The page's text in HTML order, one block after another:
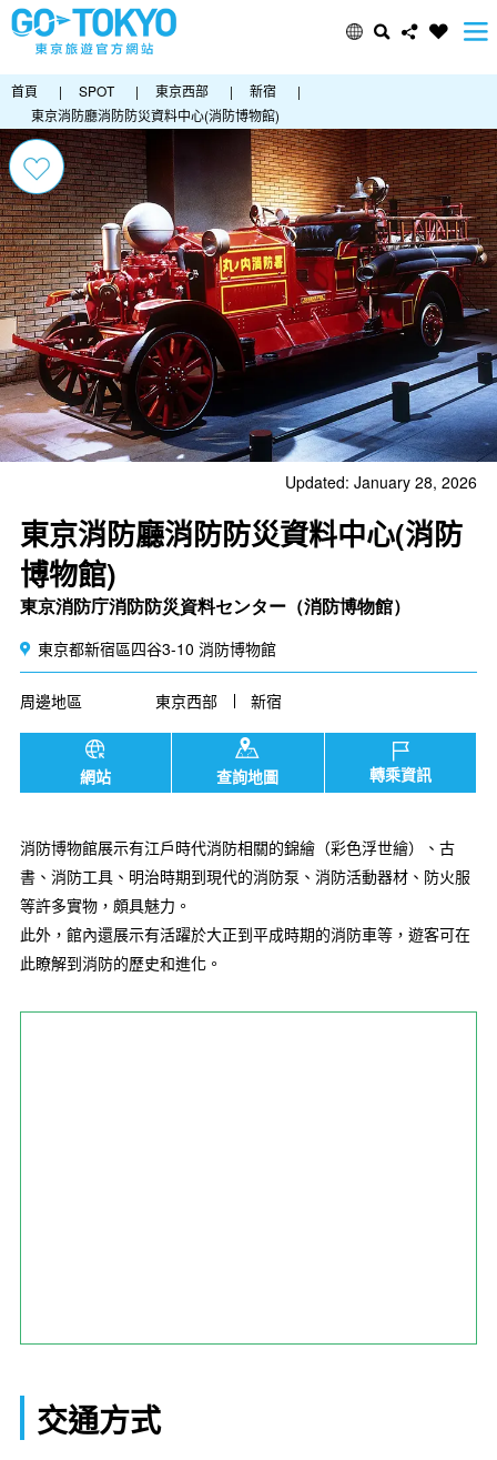
首頁 | SPOT | 東京西部 | 新宿
|
東京消防廳消防防災資料中心(消防博物館)
Updated: January 28, 2026
東京消防廳消防防災資料中心(消防
博物館)
東京消防庁消防防災資料センター（消防博物館）
東京都新宿區四谷3-10 消防博物館
周邊地區 東京西部 新宿
網站 查詢地圖 轉乘資訊
消防博物館展示有江戶時代消防相關的錦繪（彩色浮世繪）、古
書、消防工具、明治時期到現代的消防泵、消防活動器材、防火服
等許多實物，頗具魅力。
此外，館內還展示有活躍於大正到平成時期的消防車等，遊客可在
此瞭解到消防的歷史和進化。
交通方式